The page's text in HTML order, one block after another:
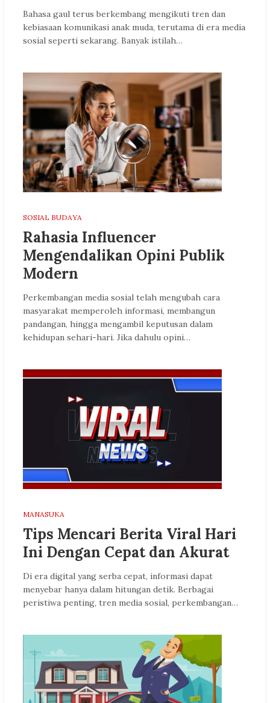
Bahasa gaul terus berkembang mengikuti tren dan
kebiasaan komunikasi anak muda, terutama di era media
sosial seperti sekarang. Banyak istilah…
SOSIAL BUDAYA
Rahasia Influencer
Mengendalikan Opini Publik
Modern
Perkembangan media sosial telah mengubah cara
masyarakat memperoleh informasi, membangun
pandangan, hingga mengambil keputusan dalam
kehidupan sehari-hari. Jika dahulu opini…
MANASUKA
Tips Mencari Berita Viral Hari
Ini Dengan Cepat dan Akurat
Di era digital yang serba cepat, informasi dapat
menyebar hanya dalam hitungan detik. Berbagai
peristiwa penting, tren media sosial, perkembangan…